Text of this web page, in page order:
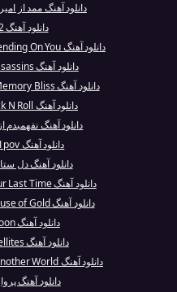
دانلود آهنگ ممد از
دانلود آهنگ 42 از Coldplay
دانلود آهنگ Depending On You از The Rolling Stones
دانلود آهنگ Recycled Assassins از Xzibit
دانلود آهنگ Set Adrift on Memory Bliss از Backs...
دانلود آهنگ Sex Love Rock N Roll از آرش
دانلود آهنگ
دانلود آهنگ pov از Ariana Grande
دانلود آهنگ دل
دانلود آهنگ Is This Our Last Time از Missy Elliott
دانلود آهنگ House of Gold از Twenty One Pilots
دانلود آهنگ Silver Spoon از BTS
دانلود آهنگ Satellites از Don Diablo
دانلود آهنگ Another World از The Belair Lip Bombs
دانلود آهنگ